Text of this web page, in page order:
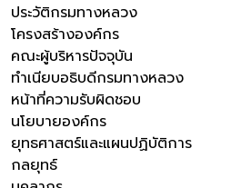
ประวัติกรมทางหลวง
โครงสร้างองค์กร
คณะผู้บริหารปัจจุบัน
ทำเนียบอธิบดีกรมทางหลวง
หน้าที่ความรับผิดชอบ
นโยบายองค์กร
ยุทธศาสตร์และแผนปฏิบัติการ
กลยุทธ์